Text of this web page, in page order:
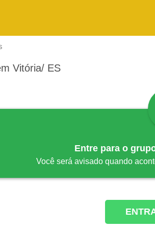
Vitória/ ES
Entre para o
Você será avisado quando